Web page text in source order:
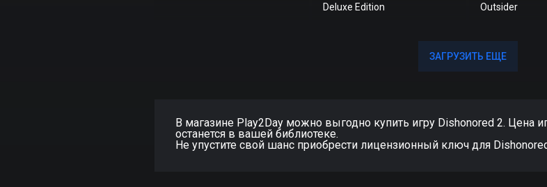
Deluxe Edition
Outsider
ЗАГРУЗИТЬ ЕЩЕ
ЗАГРУЗИТЬ ЕЩЕ
В магазине Play2Day можно выгодно купить игру Dishonored 2. Цена
останется в вашей библиотеке.
Не упустите свой шанс приобрести лицензионный ключ для